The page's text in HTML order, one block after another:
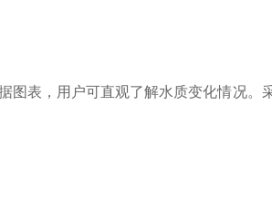
表，用户可直观了解水质变化情况